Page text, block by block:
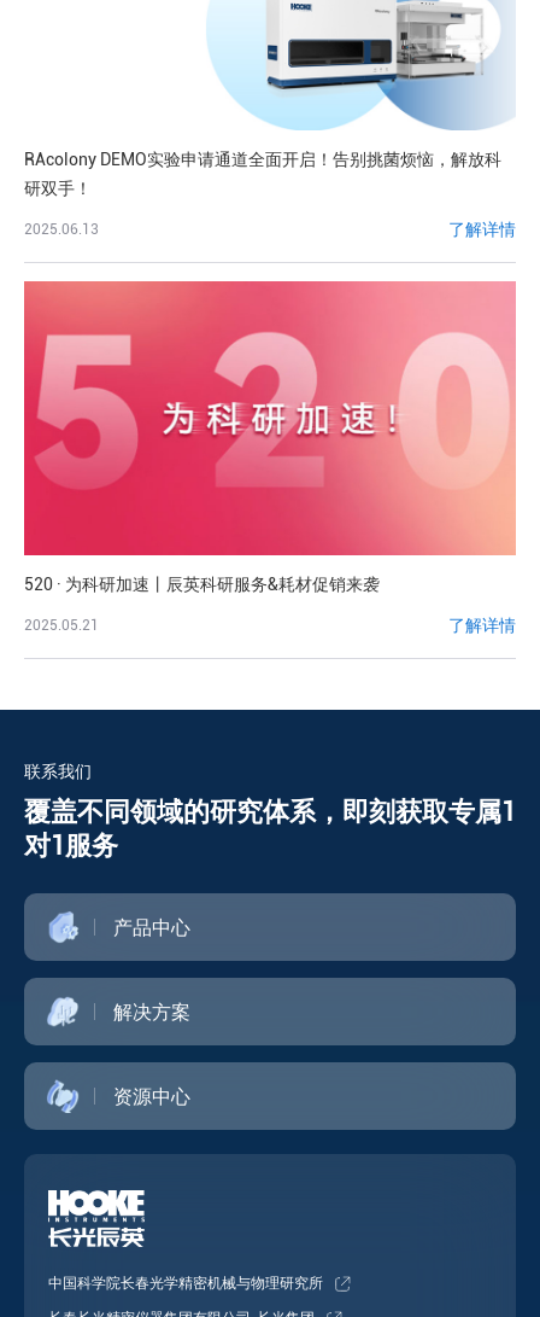
RAcolony DEMO实验申请通道全面开启！告别挑菌烦恼，解放科
研双手！
2025.06.13 了解详情
520 · 为科研加速丨辰英科研服务&耗材促销来袭
2025.05.21 了解详情
联系我们
覆盖不同领域的研究体系，即刻获取专属1
对1服务
产品中心
解决方案
资源中心
中国科学院长春光学精密机械与物理研究所